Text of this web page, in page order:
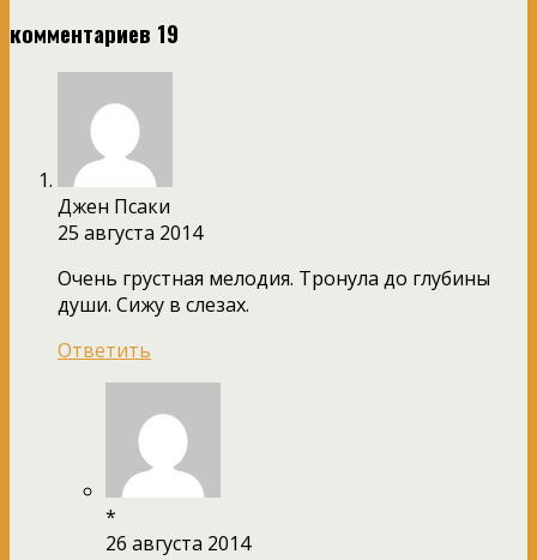
комментариев 19
Джен Псаки
25 августа 2014
Очень грустная мелодия. Тронула до глубины
души. Сижу в слезах.
Ответить
*
26 августа 2014